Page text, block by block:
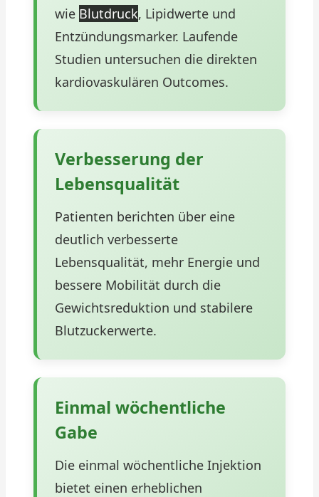
wie Blutdruck, Lipidwerte und
Entzündungsmarker. Laufende
Studien untersuchen die direkten
kardiovaskulären Outcomes.
Verbesserung der
Lebensqualität
Patienten berichten über eine
deutlich verbesserte
Lebensqualität, mehr Energie und
bessere Mobilität durch die
Gewichtsreduktion und stabilere
Blutzuckerwerte.
Einmal wöchentliche
Gabe
Die einmal wöchentliche Injektion
bietet einen erheblichen